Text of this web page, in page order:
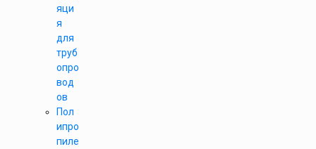
яци
я
для
труб
опро
вод
ов
Пол
ипро
пиле